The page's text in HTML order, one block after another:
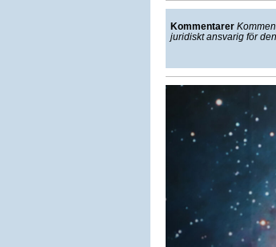
Kommentarer
juridiskt ansvarig för